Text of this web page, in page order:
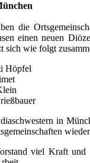
die
einen neuen
sich wie folgt
Höpfel
in
viel Kraft und